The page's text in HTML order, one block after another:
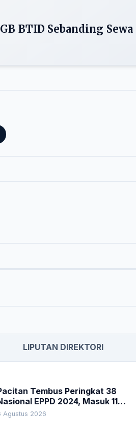
BTID Sebanding Sewa
LIPUTAN DIREKTORI
Tembus Peringkat 38
EPPD 2024, Masuk 11
di Jatim
Agustus 2026